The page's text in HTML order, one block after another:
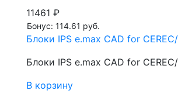
11461 ₽
Бонус: 114.61 руб.
Блоки IPS e.max CAD for
Блоки IPS e.max CAD for
В корзину